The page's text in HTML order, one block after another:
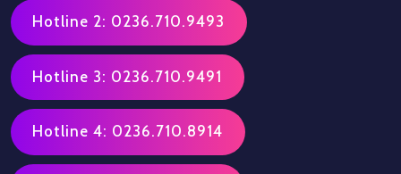
Hotline 2: 0236.710.9493
Hotline 3: 0236.710.9491
Hotline 4: 0236.710.8914